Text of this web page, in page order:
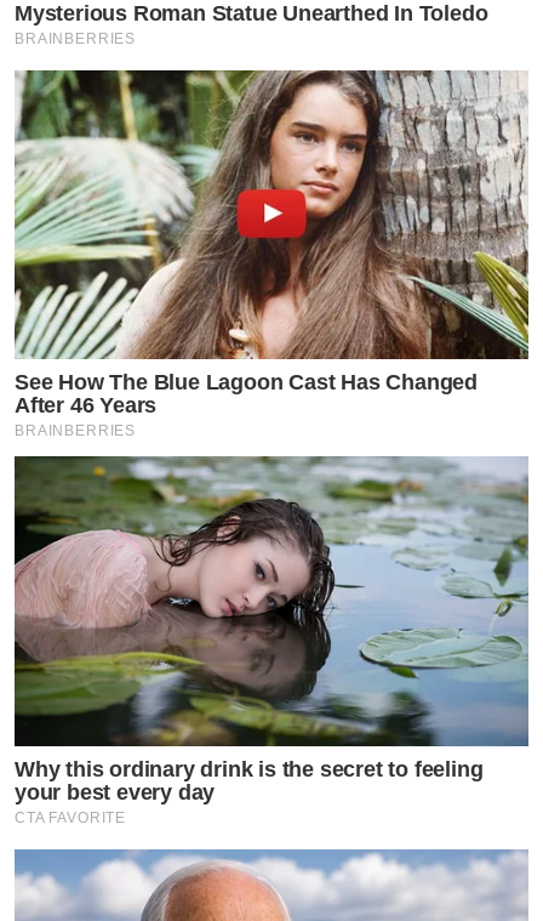
Mysterious Roman Statue Unearthed In Toledo
BRAINBERRIES
See How The Blue Lagoon Cast Has Changed
After 46 Years
BRAINBERRIES
Why this ordinary drink is the secret to feeling
your best every day
CTA FAVORITE